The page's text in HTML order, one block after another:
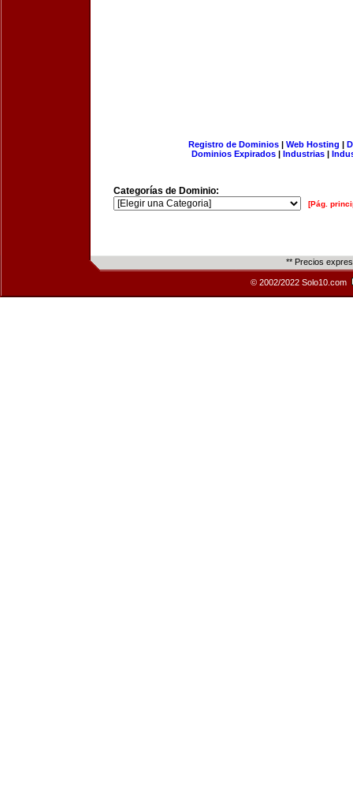
Registro de Dominios| Web Hosting |
Dominios Expirados | Industrias |
Categorías de Dominio:
[Pág.
** Precios
© 2002/2022 Solo10.com